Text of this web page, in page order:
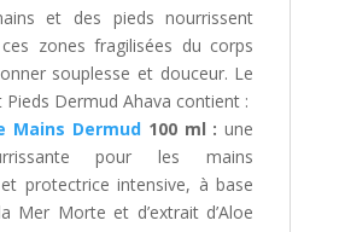
et des pieds nourrissent
zones fragilisées du corps
souplesse et douceur. Le
Dermud Ahava contient :
Mains Dermud 100 ml : une
pour les mains
protectrice intensive, à base
Mer Morte et d’extrait d’Aloe